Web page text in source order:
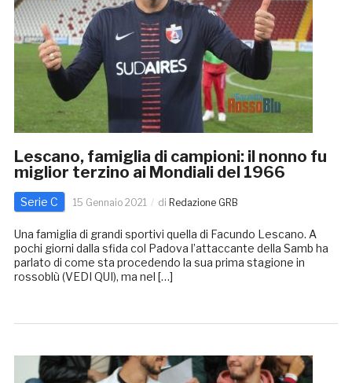
Lescano, famiglia di campioni: il nonno fu
miglior terzino ai Mondiali del 1966
Serie C 15 Gennaio 2021 di Redazione GRB
Una famiglia di grandi sportivi quella di Facundo Lescano. A
pochi giorni dalla sfida col Padova l’attaccante della Samb ha
parlato di come sta procedendo la sua prima stagione in
rossoblù (VEDI QUI), ma nel […]